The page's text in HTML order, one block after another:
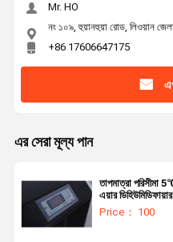
Mr. HO
নং ১০৯, হুয়ানহুয়া রোড, লিওয়ান
+86 17606647175
এর সেরা মূল্য পান
তাপমাত্রা
এয়ার ডিহিউমিডিফায়ার
Price： 100